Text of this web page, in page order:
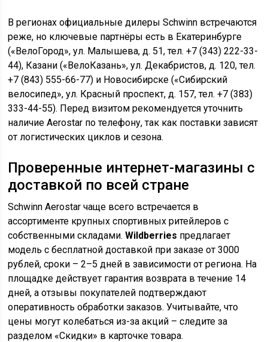
В регионах официальные дилеры Schwinn встречаются
реже, но ключевые партнёры есть в Екатеринбурге
(«ВелоГород», ул. Малышева, д. 51, тел. +7 (343) 222-33-
44), Казани («ВелоКазань», ул. Декабристов, д. 120, тел.
+7 (843) 555-66-77) и Новосибирске («Сибирский
велосипед», ул. Красный проспект, д. 157, тел. +7 (383)
333-44-55). Перед визитом рекомендуется уточнить
наличие Aerostar по телефону, так как поставки зависят
от логистических циклов и сезона.
Проверенные интернет-магазины с
доставкой по всей стране
Schwinn Aerostar чаще всего встречается в
ассортименте крупных спортивных ритейлеров с
собственными складами.Wildberries предлагает
модель с бесплатной доставкой при заказе от 3000
рублей, сроки – 2–5 дней в зависимости от региона. На
площадке действует гарантия возврата в течение 14
дней, а отзывы покупателей подтверждают
оперативность обработки заказов. Учитывайте, что
цены могут колебаться из-за акций – следите за
разделом «Скидки» в карточке товара.